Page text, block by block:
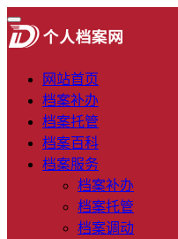
网站首页
档案补办
档案托管
档案百科
档案服务
档案补办
档案托管
档案调动